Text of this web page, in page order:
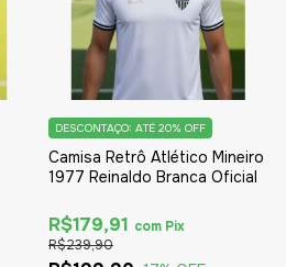
Camisa Retrô Atlético Mineiro
1977 Reinaldo Branca Oficial
R$239,90
DESCONTAÇO: ATÉ 20% OFF
R$179,91 com Pix